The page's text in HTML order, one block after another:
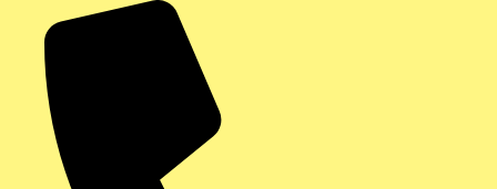
contenu